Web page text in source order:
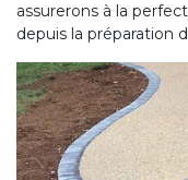
assurerons à la
depuis la préparation